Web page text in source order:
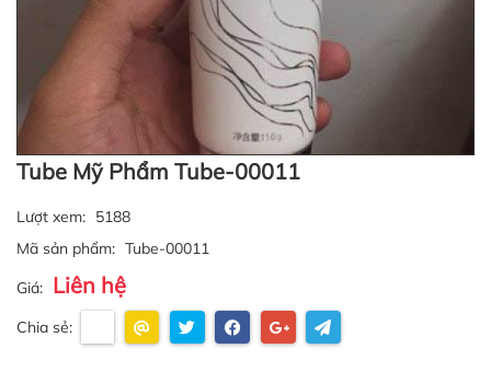
Tube Mỹ Phẩm Tube-00011
Lượt xem: 5188
Mã sản phẩm: Tube-00011
Giá: Liên hệ
Chia sẻ: